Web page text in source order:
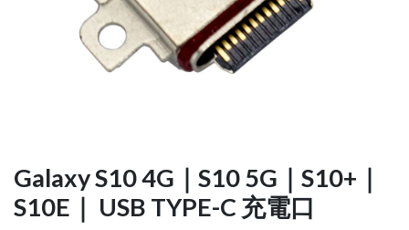
Galaxy S10 4G｜S10 5G｜S10+｜
S10E｜ USB TYPE-C 充電口